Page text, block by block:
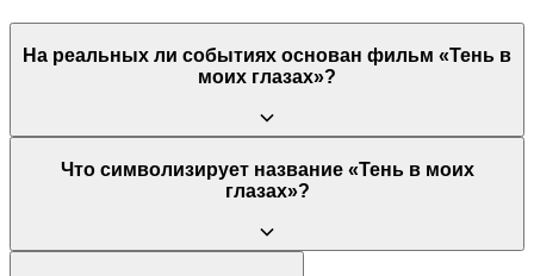
На реальных ли событиях основан фильм «Тень в
моих глазах»?
Да, фильм основан на реальной исторической трагедии. 21
марта 1945 года британские Королевские ВВС провели
гестапо в Копенгагене. В результате трагической ошибки один
из самолетов упал на школу, и последующие
Что символизирует название «Тень в моих
глазах»?